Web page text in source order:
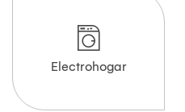
Electrohogar